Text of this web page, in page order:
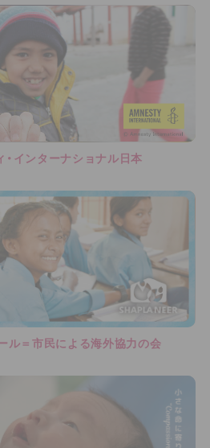
インターナショナル日本
ル＝市民による海外協力の会